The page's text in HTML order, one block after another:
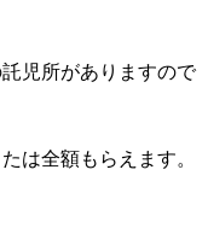
児所がありますので
は全額もらえます。